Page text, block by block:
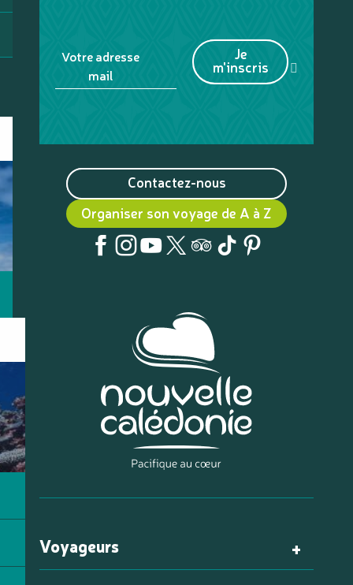
Votre adresse
mail
Je
m'inscris
Contactez-nous
Organiser son voyage de A à Z
Voyageurs